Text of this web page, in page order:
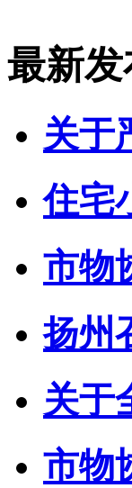
最新发
关于
住宅
市物
扬州
关于
市物